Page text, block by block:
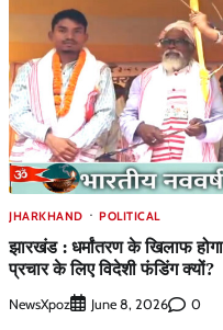
JHARKHAND POLITICAL
झारखंड : धर्मांतरण के खिलाफ
प्रचार के लिए विदेशी फंडिंग क्यों?
NewsXpoz June 8, 2026 0